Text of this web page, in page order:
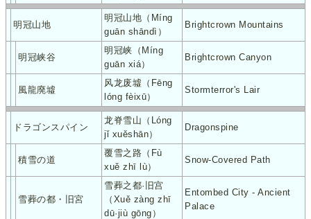
明冠山地
明冠山地（Míng
guān shāndì）
Brightcrown Mountains
明冠峡谷
明冠峡（Míng
guān xiá）
Brightcrown Canyon
風龍廃墟
风龙废墟（Fēng
lóng fèixū）
Stormterror's Lair
ドラゴンスパイン
龙脊雪山（Lóng
jǐ xuěshān）
Dragonspine
積雪の道
覆雪之路（Fù
xuě zhī lù）
Snow-Covered Path
雪葬の都・旧宮
雪葬之都·旧宫
（Xuě zàng zhī
dū·jiù gōng）
Entombed City - Ancient
Palace